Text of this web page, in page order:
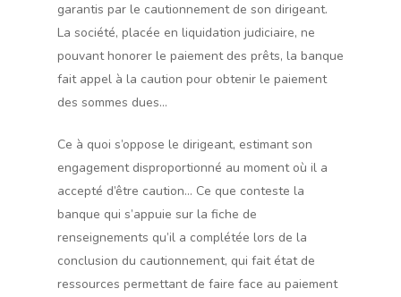
garantis par le cautionnement de son dirigeant.
La société, placée en liquidation judiciaire, ne
pouvant honorer le paiement des prêts, la banque
fait appel à la caution pour obtenir le paiement
des sommes dues…
Ce à quoi s’oppose le dirigeant, estimant son
engagement disproportionné au moment où il a
accepté d’être caution… Ce que conteste la
banque qui s’appuie sur la fiche de
renseignements qu’il a complétée lors de la
conclusion du cautionnement, qui fait état de
ressources permettant de faire face au paiement